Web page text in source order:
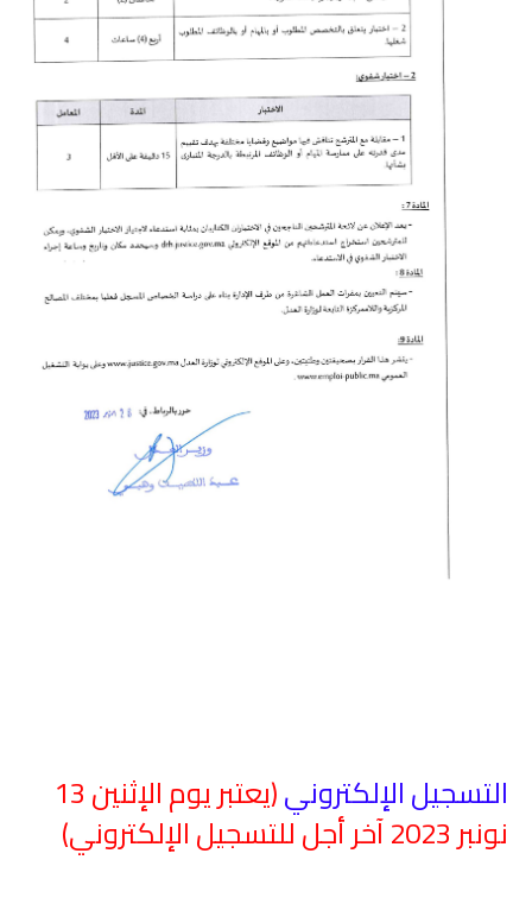
التسجيل الإلكتروني (يعتبر يوم الإثنين 13
نونبر 2023 آخر أجل للتسجيل الإلكتروني)